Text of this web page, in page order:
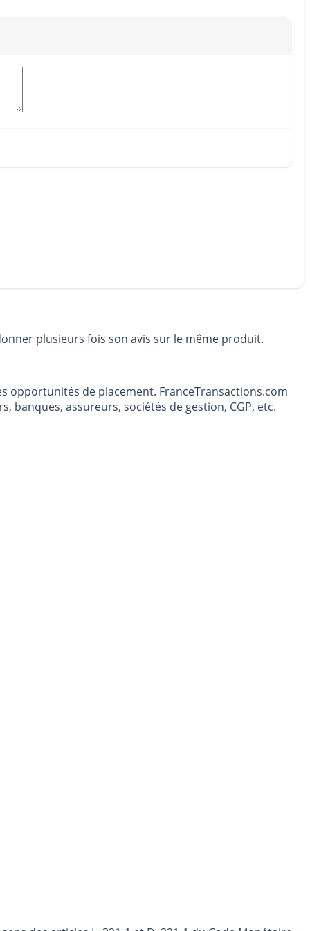
plusieurs fois son avis sur le même produit.
opportunités de placement. FranceTransactions.com
banques, assureurs, sociétés de gestion, CGP, etc.